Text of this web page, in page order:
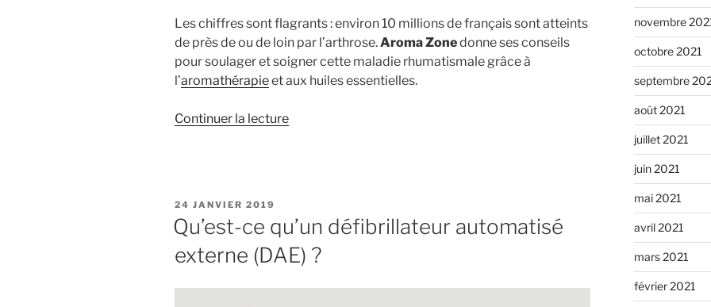
âgées
? »
Les chiffres sont flagrants : environ 10 millions de français sont atteints
de près de ou de loin par l’arthrose.Aroma Zonedonne ses conseils
pour soulager et soigner cette maladie rhumatismale grâce à
l’aromathérapieet aux huiles essentielles.
Continuer la lecturede
son
arthrose »
PUBLIÉ
LE
24 JANVIER 2019
Qu’est-ce qu’un défibrillateur automatisé
externe (DAE) ?
novembre
octobre 2021
septembre
août 2021
juillet 2021
juin 2021
mai 2021
avril 2021
mars 2021
février 2021